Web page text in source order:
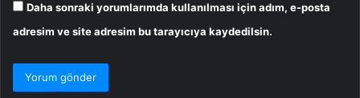
Daha sonraki yorumlarımda kullanılması için adım, e-posta
adresim ve site adresim bu tarayıcıya kaydedilsin.